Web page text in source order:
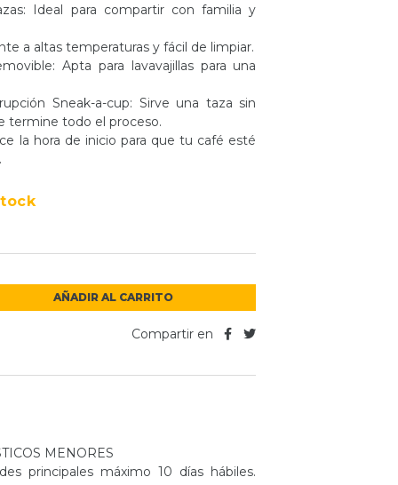
Ideal para compartir con familia y
a altas temperaturas y fácil de limpiar.
Apta para lavavajillas para una
Sneak-a-cup: Sirve una taza sin
termine todo el proceso.
la hora de inicio para que tu café esté
AÑADIR AL CARRITO
Compartir en
MENORES
principales máximo 10 días hábiles.